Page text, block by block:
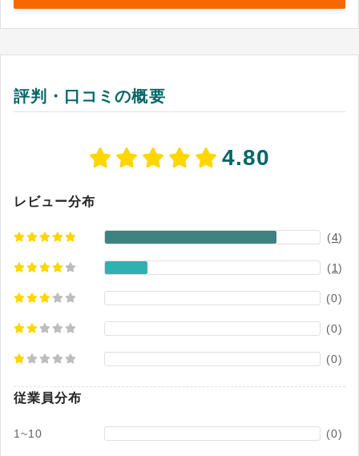
られるように設計されています。 若年層をはじめ
多くの人が日常的に使うLINEを窓口にすること
利用者は、人材ビジネスの現場を運営する事業責
任者や採用、登録の担当者です。 求職者情報のタ
員でも一人ひとりに合わせたコミュニケーション
りにするのではなく、就業後の定着まで見据えた
が特徴です。
評判・口コミの概要
4.80
レビュー分布
(4)
(1)
(0)
(0)
(0)
従業員分布
1~10 (0)